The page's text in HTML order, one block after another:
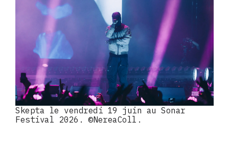
Skepta le vendredi 19 juin au Sonar
Festival 2026. ©NereaColl.